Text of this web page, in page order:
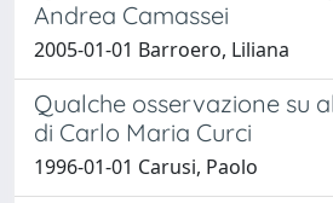
Andrea Camassei
2005-01-01 Barroero, Liliana
Qualche osservazione su
di Carlo Maria Curci
1996-01-01 Carusi, Paolo